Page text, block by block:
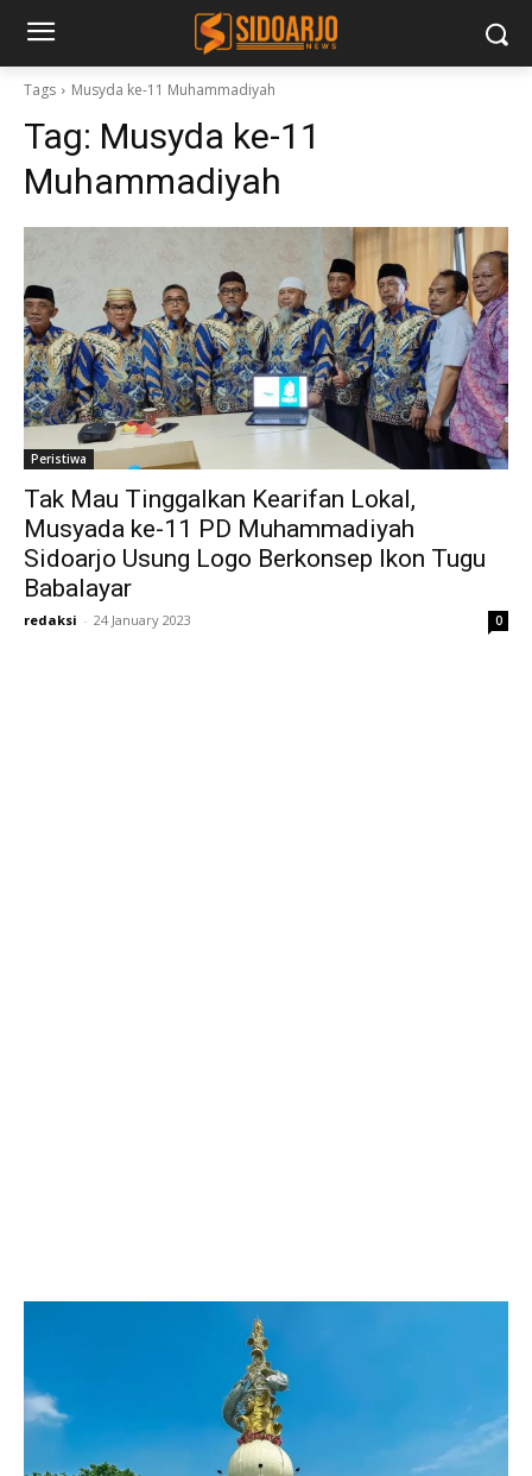
Tags Musyda ke-11 Muhammadiyah
Tag: Musyda ke-11
Muhammadiyah
Peristiwa
Tak Mau Tinggalkan Kearifan Lokal,
Musyada ke-11 PD Muhammadiyah
Sidoarjo Usung Logo Berkonsep Ikon Tugu
Babalayar
redaksi - 24 January 2023 0